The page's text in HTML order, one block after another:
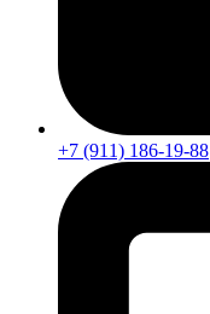
+7 (911) 186-19-88